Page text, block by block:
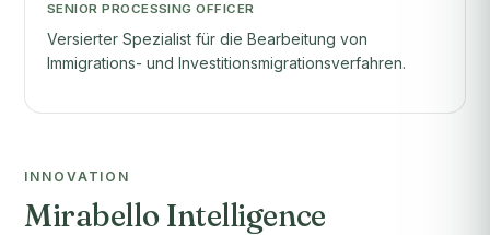
SENIOR PROCESSING OFFICER
Versierter Spezialist für die Bearbeitung von
Immigrations- und Investitionsmigrationsverfahren.
INNOVATION
Mirabello Intelligence